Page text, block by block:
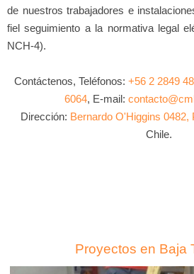
de nuestros trabajadores e
fiel seguimiento a la normativa legal
NCH-4).
Contáctenos, Teléfonos: +56 2 2849
6064, E-mail:
Dirección: Bernardo O'Higgins 0482,
Chile.
Proyectos en Baja